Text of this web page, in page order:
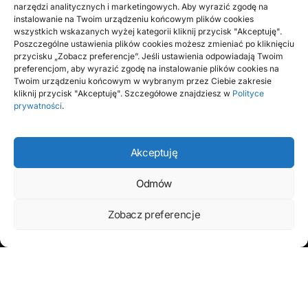
narzędzi analitycznych i marketingowych. Aby wyrazić zgodę na
instalowanie na Twoim urządzeniu końcowym plików cookies
wszystkich wskazanych wyżej kategorii kliknij przycisk "Akceptuję".
Poszczególne ustawienia plików cookies możesz zmieniać po kliknięciu
przycisku „Zobacz preferencje”. Jeśli ustawienia odpowiadają Twoim
preferencjom, aby wyrazić zgodę na instalowanie plików cookies na
Twoim urządzeniu końcowym w wybranym przez Ciebie zakresie
kliknij przycisk "Akceptuję". Szczegółowe znajdziesz w Polityce
prywatności.
Akceptuję
Odmów
Zobacz preferencje
Kierowcy kupując zmienne części do własnego samochodu
kierują się przeróżnymi wytycznymi. Bardzo ogromną rolę w
wyborze, zwłaszcza zewnętrznych,…
BY RADEK